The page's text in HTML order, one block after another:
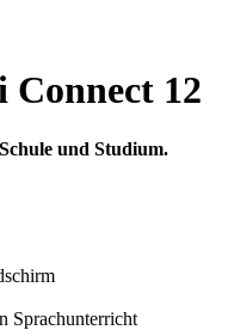
12
und Studium.
Sprachunterricht